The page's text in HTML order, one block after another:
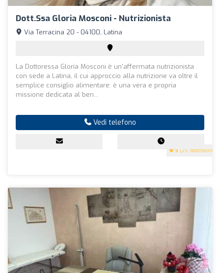
Dott.ssa Gloria Mosconi - Nutrizionista
5 (25 recensioni)
Via Terracina 20 - 04100, Latina
La Dottoressa Gloria Mosconi è un'affermata nutrizionista
con sede a Latina, il cui approccio alla nutrizione va oltre il
semplice consiglio alimentare: è una vera e propria
missione dedicata al ben...
Vedi telefono